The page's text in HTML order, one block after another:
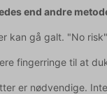
end andre
kan gå galt. "No
fingerringe til at
er nødvendige.